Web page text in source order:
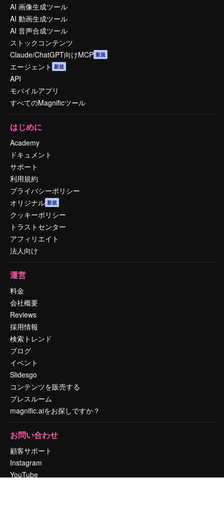
AI 画像生成ツール
AI 動画生成ツール
AI 音声合成ツール
ストックコンテンツ
Claude/ChatGPT向けMCP 新規
エージェント 新規
API
モバイルアプリ
すべてのMagnificツール
はじめに
Academy
ドキュメント
サポート
利用規約
プライバシーポリシー
オリジナル 新規
クッキーポリシー
トラストセンター
アフィリエイト
法人向け
運営
料金
会社概要
Reviews
採用情報
検索トレンド
ブログ
イベント
Slidesgo
コンテンツを販売する
プレスルーム
magnific.aiをお探しですか？
お問い合わせ
顧客サポート
Instagram
YouTube